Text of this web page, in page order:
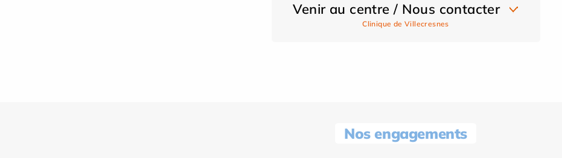
Venir au centre / Nous contacter
Clinique de Villecresnes
Nos engagements